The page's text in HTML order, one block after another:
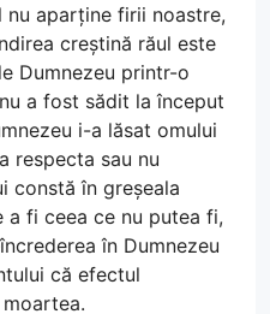
nu aparține firii noastre,
creștină răul este
Dumnezeu printr-o
a fost sădit la început
i-a lăsat omului
respecta sau nu
constă în greșeala
fi ceea ce nu putea fi,
în Dumnezeu
că efectul